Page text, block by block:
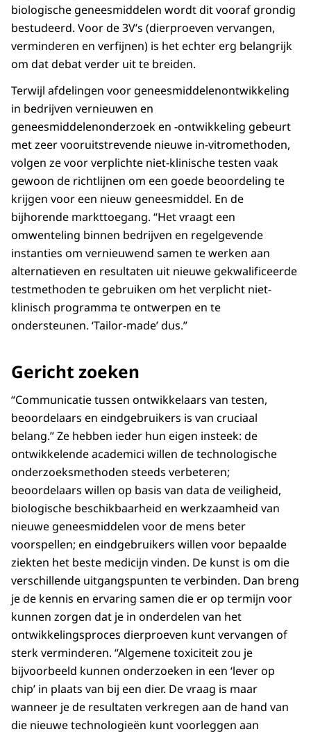
biologische geneesmiddelen wordt dit vooraf grondig
bestudeerd. Voor de 3V’s (dierproeven vervangen,
verminderen en verfijnen) is het echter erg belangrijk
om dat debat verder uit te breiden.
Terwijl afdelingen voor geneesmiddelenontwikkeling
in bedrijven vernieuwen en
geneesmiddelenonderzoek en -ontwikkeling gebeurt
met zeer vooruitstrevende nieuwe in-vitromethoden,
volgen ze voor verplichte niet-klinische testen vaak
gewoon de richtlijnen om een goede beoordeling te
krijgen voor een nieuw geneesmiddel. En de
bijhorende markttoegang. “Het vraagt een
omwenteling binnen bedrijven en regelgevende
instanties om vernieuwend samen te werken aan
alternatieven en resultaten uit nieuwe gekwalificeerde
testmethoden te gebruiken om het verplicht niet-
klinisch programma te ontwerpen en te
ondersteunen. ‘Tailor-made’ dus.”
Gericht zoeken
“Communicatie tussen ontwikkelaars van testen,
beoordelaars en eindgebruikers is van cruciaal
belang.” Ze hebben ieder hun eigen insteek: de
ontwikkelende academici willen de technologische
onderzoeksmethoden steeds verbeteren;
beoordelaars willen op basis van data de veiligheid,
biologische beschikbaarheid en werkzaamheid van
nieuwe geneesmiddelen voor de mens beter
voorspellen; en eindgebruikers willen voor bepaalde
ziekten het beste medicijn vinden. De kunst is om die
verschillende uitgangspunten te verbinden. Dan breng
je de kennis en ervaring samen die er op termijn voor
kunnen zorgen dat je in onderdelen van het
ontwikkelingsproces dierproeven kunt vervangen of
sterk verminderen. “Algemene toxiciteit zou je
bijvoorbeeld kunnen onderzoeken in een ‘lever op
chip’ in plaats van bij een dier. De vraag is maar
wanneer je de resultaten verkregen aan de hand van
die nieuwe technologieën kunt voorleggen aan